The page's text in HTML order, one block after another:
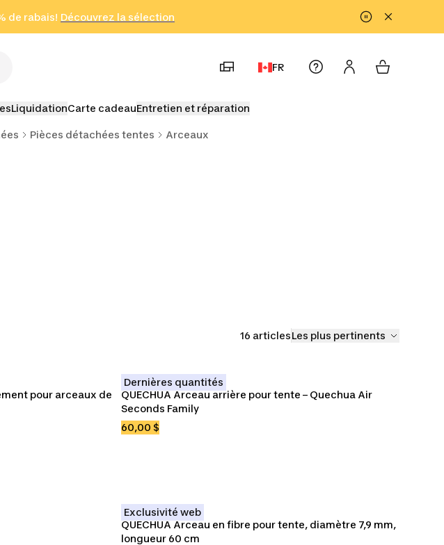
de rabais! Découvrez la sélection
Cliquez ici
en seulement 2 h!
sélectionnées)
FR
LiquidationCarte cadeauEntretien et réparation
Pièces détachées tentes Arceaux
16 articlesLes plus pertinents
pour arceaux de
Dernières quantités
QUECHUA Arceau arrière pour tente – Quechua Air
Seconds Family
60,00 $
Exclusivité web
QUECHUA Arceau en fibre pour tente, diamètre 7,9 mm,
longueur 60 cm